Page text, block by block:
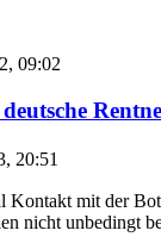
09:02
20:51
Kontakt mit der
nicht unbedingt